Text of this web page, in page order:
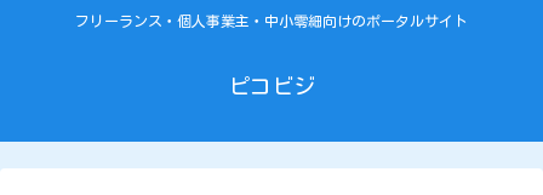
フリーランス・個人事業主・中小零細向けのポータルサイト
ピコビジ